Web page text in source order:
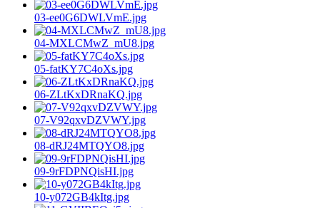
03-ee0G6DWLVmE.jpg
04-MXLCMwZ_mU8.jpg
05-fatKY7C4oXs.jpg
06-ZLtKxDRnaKQ.jpg
07-V92qxvDZVWY.jpg
08-dRJ24MTQYO8.jpg
09-9rFDPNQisHI.jpg
10-y072GB4kItg.jpg